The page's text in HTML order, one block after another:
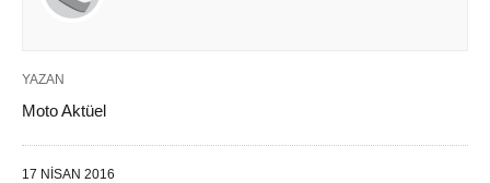
YAZAN
Moto Aktüel
17 NISAN 2016